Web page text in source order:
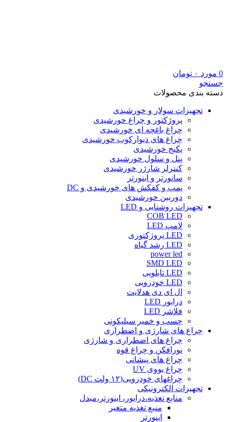
0 مورد ۰ تومان
جستجو
دسته بندی محصولات
تجهیزات سولار و خورشیدی
پروژکتور و چراغ خورشیدی
چراغ باغچه ای خورشیدی
چراغ های دیوارکوب خورشیدی
پکیج خورشیدی
پنل و سلول خورشیدی
کنترلر شارژر خورشیدی
سانورتر و اینورتر
پمپ و کفکش های خورشیدی و DC
دوربین خورشیدی
تجهیزات روشنایی و LED
COB LED
لامپ LED
LED پروژکتوری
LED رشد گیاه
power led
SMD LED
LED تابلویی
LED خودرویی
ال ای دی هدلایت
درایور LED
فلاشر LED
چسب و خمیر سیلیکونی
چراغ های شارژی و اضطراری
چراغ های اضطراری و شارژی
نورافکن و چراغ قوه
چراغ های پیشانی
چراغ یووی UV
چراغهای خودرویی(۱۲ ولت DC)
تجهیزات الکترونیکی
منابع تغذیه،درایور، اینورتر،مبدل
منبع تغذیه متغیر
اینورتر